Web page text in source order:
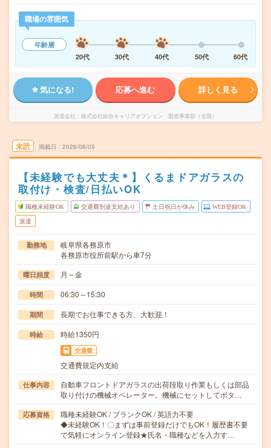
職場の雰囲気
年齢層
20代
30代 40代 50代 60代
気になる! 応募へ進む 詳しく見る
派遣会社 株式会社綜合キャリアオプション 製造事業部（全国）
未読 掲載日 2026/08/05
【未経験でも大丈夫＊】くるまドアガラスの
取付け・検査/日払いOK
職種未経験OK 交通費別途支給あり 土日祝日が休み WEB登録OK
派遣
勤務地
岐阜県各務原市
各務原市役所前駅から車7分
曜日頻度 月～金
時間 06:30～15:30
期間 長期でお仕事できる方、大歓迎！
時給 時給1350円
交通費
交通費規定内支給
仕事内容
自動車フロントドアガラスの出荷段取り作業もしくは部品
取り付けの機械オペレーター。機械にセットしてボタ…
応募資格
職種未経験OK / ブランクOK / 英語力不要
◆未経験OK！〇まずは事前登録だけでもOK！履歴書不要
で気軽にオンライン登録★氏名・職種などを入力す…